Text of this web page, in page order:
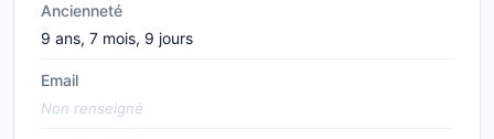
Ancienneté
9 ans, 7 mois, 9 jours
Email
Non renseigné